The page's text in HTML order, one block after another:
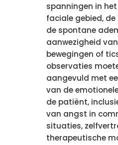
spanningen in
faciale gebied,
de spontane
aanwezigheid
bewegingen of
observaties
aangevuld met
van de
de patiënt,
van angst in
situaties,
therapeutische